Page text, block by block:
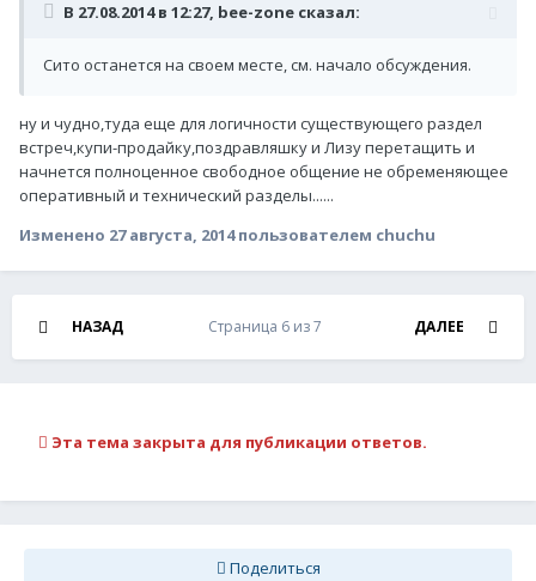
В 27.08.2014 в 12:27, bee-zone сказал:
Сито останется на своем месте, см. начало обсуждения.
ну и чудно,туда еще для логичности существующего раздел
встреч,купи-продайку,поздравляшку и Лизу перетащить и
начнется полноценное свободное общение не обременяющее
оперативный и технический разделы......
Изменено 27 августа, 2014пользователем chuchu
НАЗАД ДАЛЕЕ
Страница 6 из 7
Эта тема закрыта для публикации ответов.
Поделиться